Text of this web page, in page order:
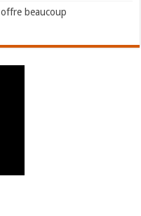
beaucoup